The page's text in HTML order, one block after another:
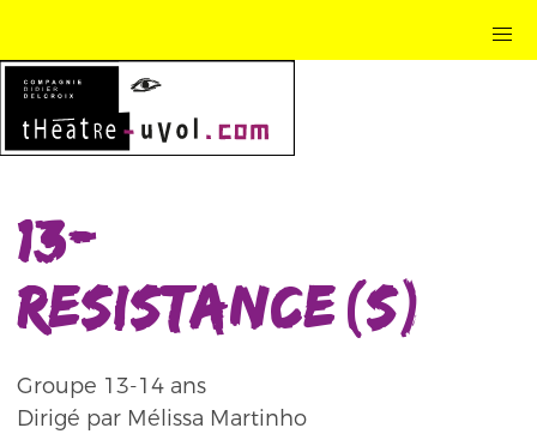
13-
Resistance(s)
Groupe 13-14 ans
Dirigé par Mélissa Martinho